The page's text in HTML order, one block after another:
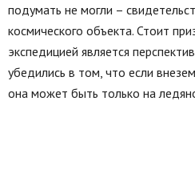
подумать не могли –
космического объекта. Стоит
экспедицией является
убедились в том, что если
она может быть только на